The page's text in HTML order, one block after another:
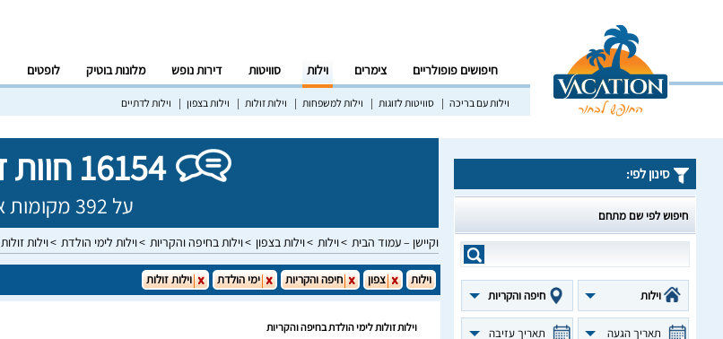
חיפושים פופולריים צימרים וילות סוויטות דירות נופש מלונות בוטיק לופטים
וילות עם בריכה סוויטות לזוגות וילות למשפחות וילות זולות וילות בצפון וילות לדתיים
16154 חוות דעת מאומתות!
על 392 מקומות אירוח שונים בישראל
וקיישן – עמוד הבית וילות וילות בצפון וילות בחיפה והקריות וילות לימי הולדת וילות זולות
סינון לפי:
חיפוש לפי שם מתחם
וילות חיפה והקריות
תאריך הגעה תאריך עזיבה
וילות צפון חיפה והקריות ימי הולדת וילות זולות
וילות זולות לימי הולדת בחיפה והקריות